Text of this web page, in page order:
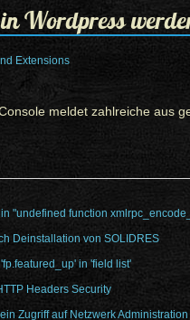
Wordpress
Extensions
meldet zahlreiche aus
"undefined function
Deinstallation von SOLIDRES
in 'field list'
Headers Security
Zugriff auf Netzwerk Administration